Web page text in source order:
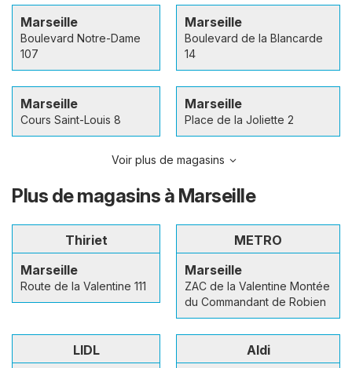
Marseille
Boulevard Notre-Dame
107
Marseille
Boulevard de la Blancarde
14
Marseille
Cours Saint-Louis 8
Marseille
Place de la Joliette 2
Voir plus de magasins
Plus de magasins à Marseille
Thiriet
Marseille
Route de la Valentine 111
METRO
Marseille
ZAC de la Valentine Montée
du Commandant de Robien
LIDL Aldi